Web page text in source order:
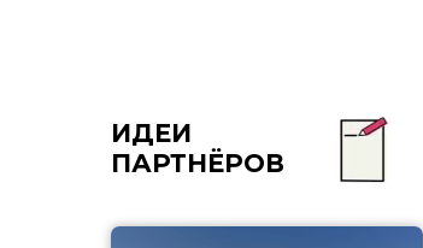
ИДЕИ
ПАРТНЁРОВ